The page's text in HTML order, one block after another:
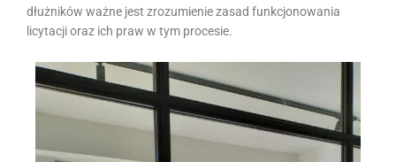
dłużników ważne jest zrozumienie zasad funkcjonowania
licytacji oraz ich praw w tym procesie.